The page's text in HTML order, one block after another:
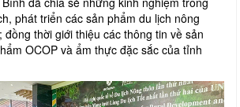
phát triển các sản phẩm du lịch nông
thời giới thiệu các thông tin về sản
OCOP và ẩm thực đặc sắc của tỉnh